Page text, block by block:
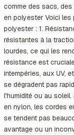
comme des sacs,
en polyester Voici les
polyester : 1.
résistantes à la
lourdes, ce qui les
résistance est
intempéries, aux UV,
se dégradent pas
l'humidité ou au
en nylon, les cordes
se tendent pas
avantage ou un